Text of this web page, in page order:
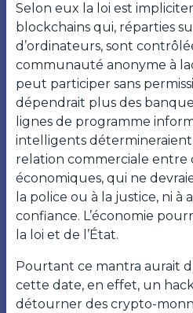
Selon eux la loi est
blockchains qui, réparties
d’ordinateurs, sont
communauté anonyme à
peut participer sans
dépendrait plus des
lignes de programme
intelligents
relation commerciale entre
économiques, qui ne
la police ou à la justice, ni
confiance. L’économie
la loi et de l’État.
Pourtant ce mantra aurait
cette date, en effet, un
détourner des crypto-